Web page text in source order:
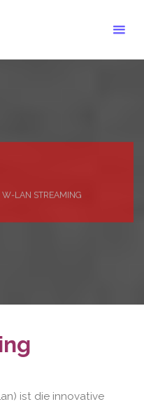
W-LAN STREAMING
ist die innovative